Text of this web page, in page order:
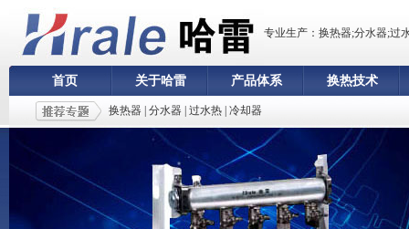
专业生产：换热器;分水器;过
首页 关于哈雷 产品体系 换热技术
换热器 分水器 过水热 冷却器